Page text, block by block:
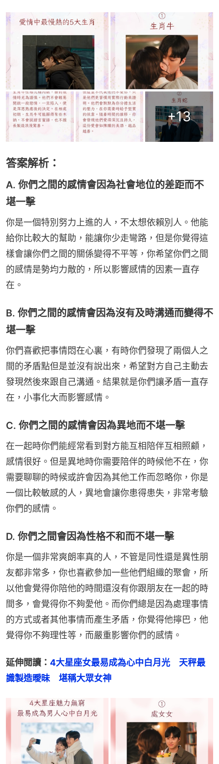
+13
答案解析：
A. 你們之間的感情會因為社會地位的差距而不
堪一擊
你是一個特別努力上進的人，不太想依賴別人。他能
給你比較大的幫助，能讓你少走彎路，但是你覺得這
樣會讓你們之間的關係變得不平等，你希望你們之間
的感情是勢均力敵的，所以影響感情的因素一直存
在。
B. 你們之間的感情會因為沒有及時溝通而變得不
堪一擊
你們喜歡把事情悶在心裏，有時你們發現了兩個人之
間的矛盾點但是並沒有說出來，希望對方自己主動去
發現然後來跟自己溝通。結果就是你們讓矛盾一直存
在，小事化大而影響感情。
C. 你們之間的感情會因為異地而不堪一擊
在一起時你們能經常看到對方能互相陪伴互相照顧，
感情很好。但是異地時你需要陪伴的時候他不在，你
需要聊聊的時候或許會因為其他工作而忽略你，你是
一個比較敏感的人，異地會讓你患得患失，非常考驗
你們的感情。
D. 你們之間會因為性格不和而不堪一擊
你是一個非常爽朗率真的人，不管是同性還是異性朋
友都非常多，你也喜歡參加一些他們組織的聚會，所
以他會覺得你陪他的時間還沒有你跟朋友在一起的時
間多，會覺得你不夠愛他。而你們總是因為處理事情
的方式或者其他事情而產生矛盾，你覺得他擰巴，他
覺得你不夠理性等，而嚴重影響你們的感情。
延伸閲讀： 4大星座女最易成為心中白月光　天秤最
識製造曖昧　堪稱大眾女神